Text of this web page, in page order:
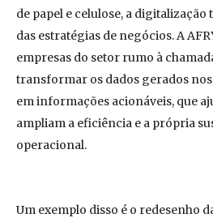
de papel e celulose, a
das estratégias de negócios. A
empresas do setor rumo à
transformar os dados gerados
em informações acionáveis, que
ampliam a eficiência e a própria
operacional.
Um exemplo disso é o redesenho